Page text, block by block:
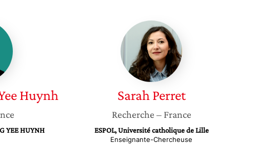
Huynh
YEE HUYNH
Sarah
Perret
Sarah Perret
Recherche – France
ESPOL, Université catholique de Lille
Enseignante-Chercheuse